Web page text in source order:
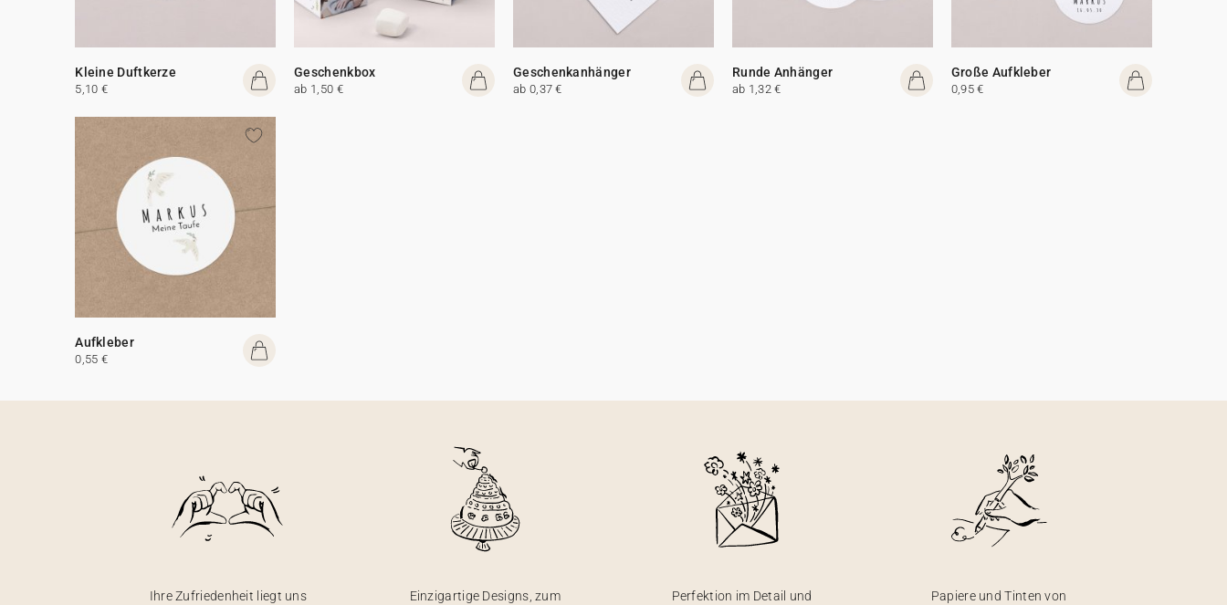
Kleine Duftkerze
5,10 €
Geschenkbox
ab 1,50 €
Geschenkanhänger
ab 0,37 €
Runde Anhänger
ab 1,32 €
Große Aufkleber
0,95 €
Aufkleber
0,55 €
Ihre Zufriedenheit liegt uns
Einzigartige Designs, zum
Perfektion im Detail und
Papiere und Tinten von